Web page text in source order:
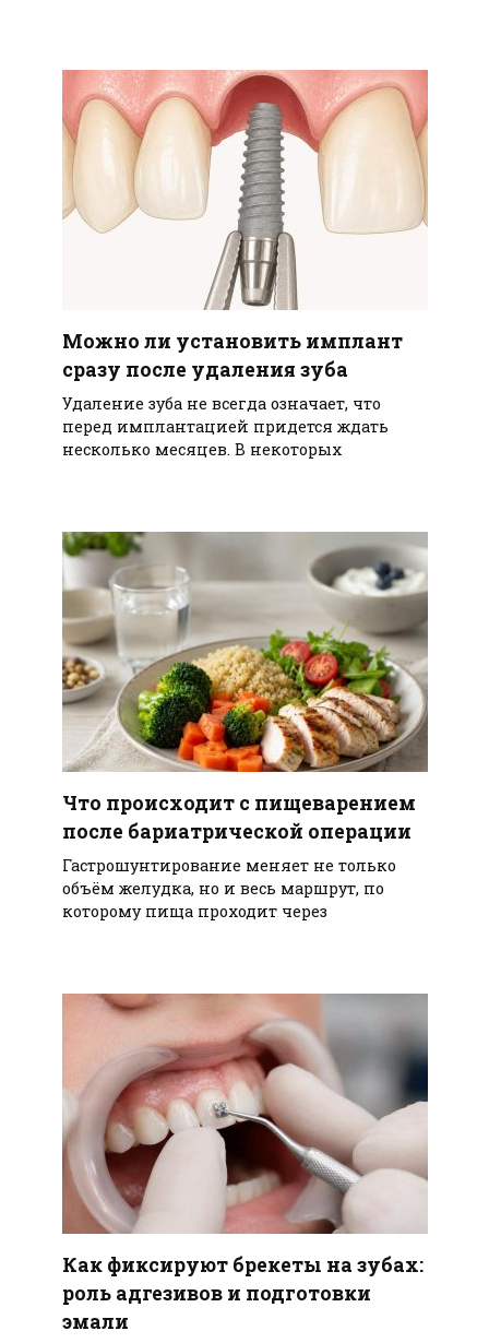
Можно ли установить имплант
сразу после удаления зуба
Удаление зуба не всегда означает, что
перед имплантацией придется ждать
несколько месяцев. В некоторых
Что происходит с пищеварением
после бариатрической операции
Гастрошунтирование меняет не только
объём желудка, но и весь маршрут, по
которому пища проходит через
Как фиксируют брекеты на зубах:
роль адгезивов и подготовки
эмали